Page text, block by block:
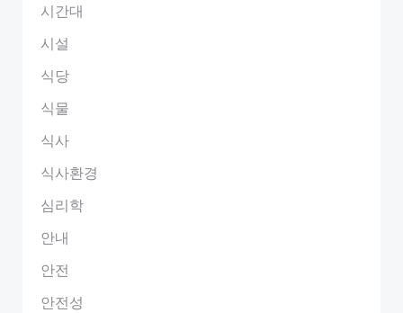
시간대
시설
식당
식물
식사
식사환경
심리학
안내
안전
안전성